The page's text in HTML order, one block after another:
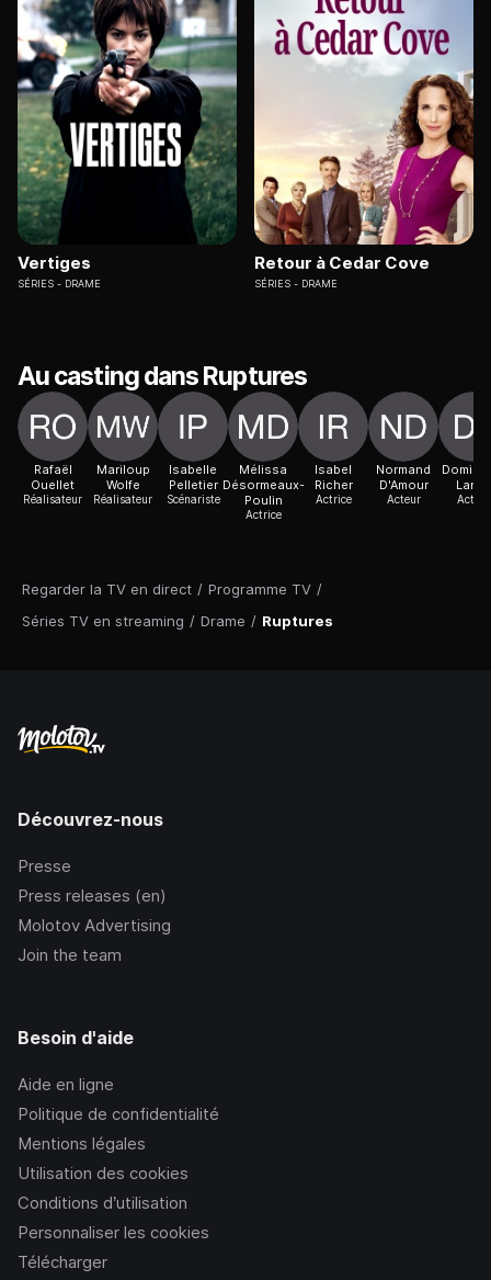
Regarder la TV en direct / Programme TV /
Séries TV en streaming / Drame / Ruptures
Vertiges
SÉRIES DRAME
Retour à Cedar Cove
SÉRIES DRAME
Au casting dans Ruptures
Rafaël
Ouellet
Réalisateur
Mariloup
Wolfe
Réalisateur
Isabelle
Pelletier
Scénariste
Mélissa
Désormeaux-
Poulin
Actrice
Isabel
Richer
Actrice
Normand
D'Amour
Acteur
Laniel
Acteur
Découvrez-nous
Presse
Press releases (en)
Molotov Advertising
Join the team
Besoin d'aide
Aide en ligne
Politique de confidentialité
Mentions légales
Utilisation des cookies
Conditions d’utilisation
Personnaliser les cookies
Télécharger